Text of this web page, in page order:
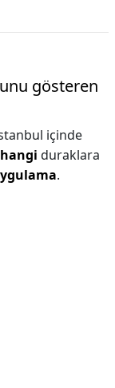
gösteren
içinde
duraklara
.